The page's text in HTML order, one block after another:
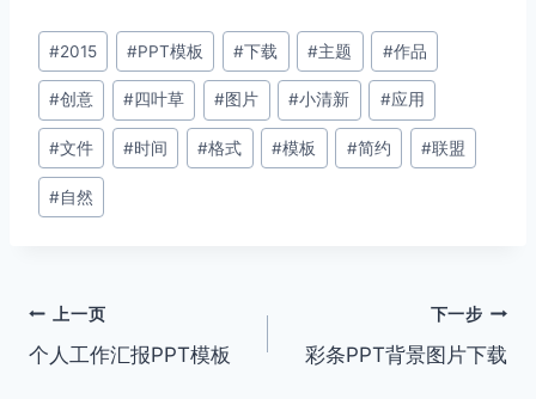
文
章
标
签：
#2015 #PPT模板 #下载 #主题 #作品
#创意 #四叶草 #图片 #小清新 #应用
#文件 #时间 #格式 #模板 #简约 #联盟
#自然
文
章
上一页
个人工作汇报PPT模板
下一步
彩条PPT背景图片下载